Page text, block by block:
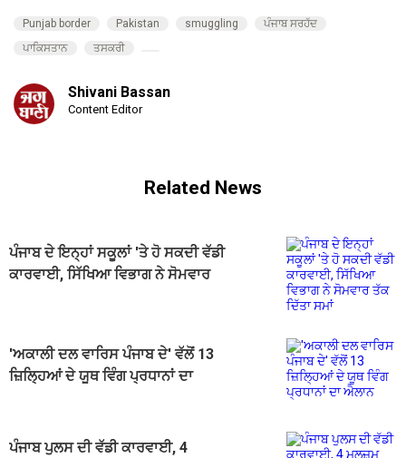
Punjab border Pakistan smuggling
ਪੰਜਾਬ ਸਰਹੱਦ
ਪਾਕਿਸਤਾਨ
ਤਸਕਰੀ
Shivani Bassan
Content Editor
Related News
ਪੰਜਾਬ ਦੇ ਇਨ੍ਹਾਂ ਸਕੂਲਾਂ 'ਤੇ ਹੋ ਸਕਦੀ ਵੱਡੀ
ਕਾਰਵਾਈ, ਸਿੱਖਿਆ ਵਿਭਾਗ ਨੇ ਸੋਮਵਾਰ
'ਅਕਾਲੀ ਦਲ ਵਾਰਿਸ ਪੰਜਾਬ ਦੇ' ਵੱਲੋਂ 13
ਜ਼ਿਲ੍ਹਿਆਂ ਦੇ ਯੂਥ ਵਿੰਗ ਪ੍ਰਧਾਨਾਂ ਦਾ
ਪੰਜਾਬ ਪੁਲਸ ਦੀ ਵੱਡੀ ਕਾਰਵਾਈ, 4